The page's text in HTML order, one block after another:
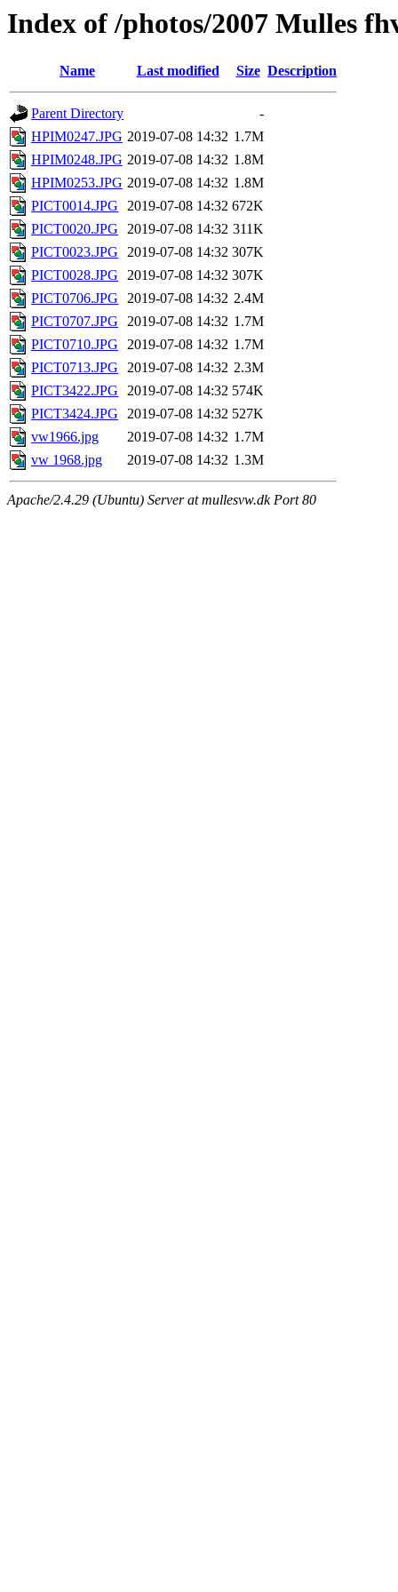
Index of /photos/2007 Mulles
Name Last modified Size Description
Parent Directory
-
HPIM0247.JPG 2019-07-08 14:32 1.7M
HPIM0248.JPG 2019-07-08 14:32 1.8M
HPIM0253.JPG 2019-07-08 14:32 1.8M
PICT0014.JPG
2019-07-08 14:32 672K
PICT0020.JPG
2019-07-08 14:32 311K
PICT0023.JPG
2019-07-08 14:32 307K
PICT0028.JPG
2019-07-08 14:32 307K
PICT0706.JPG
2019-07-08 14:32 2.4M
PICT0707.JPG
2019-07-08 14:32 1.7M
PICT0710.JPG
2019-07-08 14:32 1.7M
PICT0713.JPG
2019-07-08 14:32 2.3M
PICT3422.JPG
2019-07-08 14:32 574K
PICT3424.JPG
2019-07-08 14:32 527K
vw1966.jpg
2019-07-08 14:32 1.7M
vw 1968.jpg
2019-07-08 14:32 1.3M
Apache/2.4.29 (Ubuntu) Server at mullesvw.dk Port 80